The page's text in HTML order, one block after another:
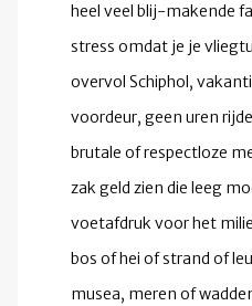
heel veel blij-makende
stress omdat je je
overvol Schiphol,
voordeur, geen uren
brutale of respectloze
zak geld zien die leeg
voetafdruk voor het
bos of hei of strand of
musea, meren of